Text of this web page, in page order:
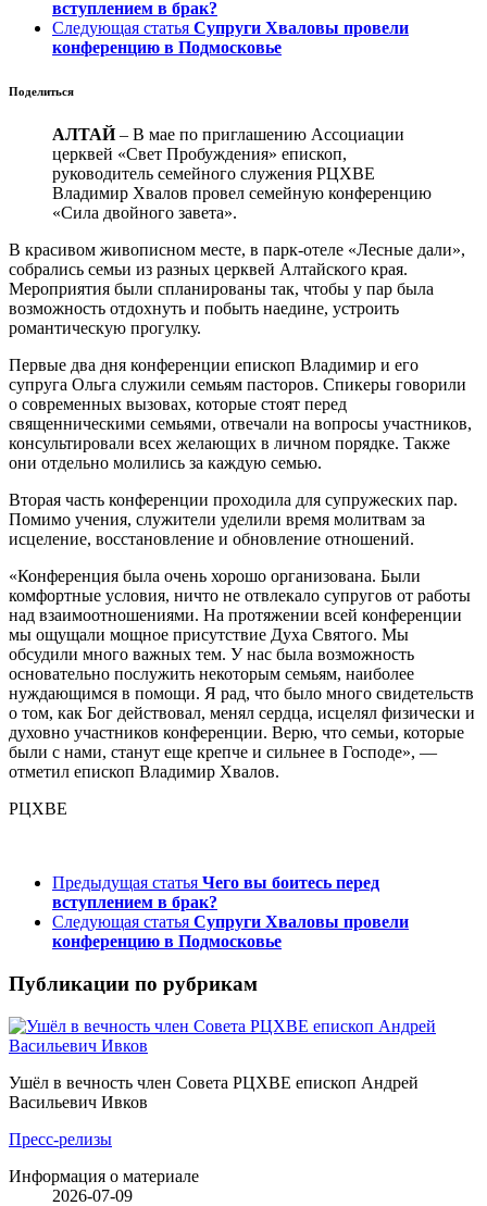
вступлением в брак?
Следующая статья Супруги Хваловы провели
конференцию в Подмосковье
Поделиться
АЛТАЙ– В мае по приглашению Ассоциации
церквей «Свет Пробуждения» епископ,
руководитель семейного служения РЦХВЕ
Владимир Хвалов провел семейную конференцию
«Сила двойного завета».
В красивом живописном месте, в парк-отеле «Лесные дали»,
собрались семьи из разных церквей Алтайского края.
Мероприятия были спланированы так, чтобы у пар была
возможность отдохнуть и побыть наедине, устроить
романтическую прогулку.
Первые два дня конференции епископ Владимир и его
супруга Ольга служили семьям пасторов. Спикеры говорили
о современных вызовах, которые стоят перед
священническими семьями, отвечали на вопросы участников,
консультировали всех желающих в личном порядке. Также
они отдельно молились за каждую семью.
Вторая часть конференции проходила для супружеских пар.
Помимо учения, служители уделили время молитвам за
исцеление, восстановление и обновление отношений.
«Конференция была очень хорошо организована. Были
комфортные условия, ничто не отвлекало супругов от работы
над взаимоотношениями. На протяжении всей конференции
мы ощущали мощное присутствие Духа Святого. Мы
обсудили много важных тем. У нас была возможность
основательно послужить некоторым семьям, наиболее
нуждающимся в помощи. Я рад, что было много свидетельств
о том, как Бог действовал, менял сердца, исцелял физически и
духовно участников конференции. Верю, что семьи, которые
были с нами, станут еще крепче и сильнее в Господе», —
отметил епископ Владимир Хвалов.
РЦХВЕ
Предыдущая статья Чего вы боитесь перед
вступлением в брак?
Следующая статья Супруги Хваловы провели
конференцию в Подмосковье
Публикации по рубрикам
Ушёл в вечность член Совета РЦХВЕ епископ Андрей
Васильевич Ивков
Пресс-релизы
Информация о материале
2026-07-09